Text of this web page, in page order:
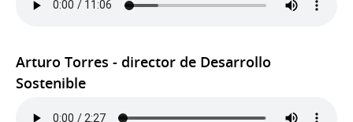
Arturo Torres - director de Desarrollo
Sostenible